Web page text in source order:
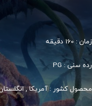
زمان : 160 دقیقه
رده سنی : PG
محصول کشور : آمریکا,